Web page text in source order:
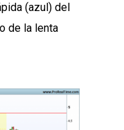
(azul) del
de la lenta